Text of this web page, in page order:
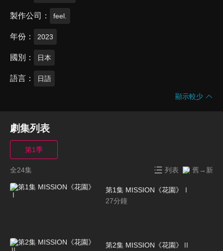
製作公司 feel.
年份 2023
國別 日本
語言 日語
顯示較少
劇集列表
第1季
全24集 列表 舊→新
第1集 MISSION《花園》Ⅰ
27分鐘
第2集 MISSION《花園》Ⅱ